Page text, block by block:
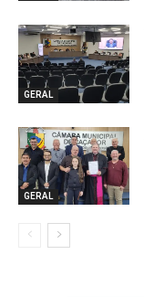
GERAL
GERAL